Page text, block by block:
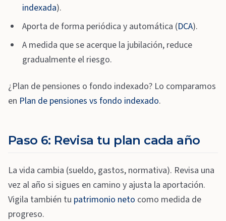
indexada).
Aporta de forma periódica y automática (DCA).
A medida que se acerque la jubilación, reduce
gradualmente el riesgo.
¿Plan de pensiones o fondo indexado? Lo comparamos
en Plan de pensiones vs fondo indexado.
Paso 6: Revisa tu plan cada año
La vida cambia (sueldo, gastos, normativa). Revisa una
vez al año si sigues en camino y ajusta la aportación.
Vigila también tu patrimonio neto como medida de
progreso.